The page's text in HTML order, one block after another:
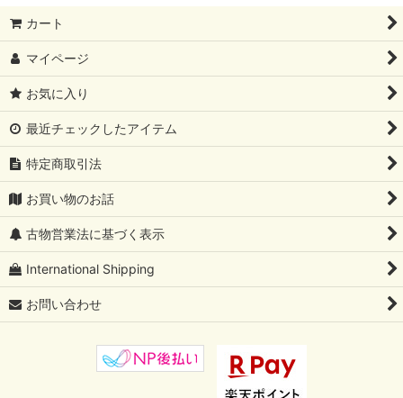
カート
マイページ
お気に入り
最近チェックしたアイテム
特定商取引法
お買い物のお話
古物営業法に基づく表示
International Shipping
お問い合わせ